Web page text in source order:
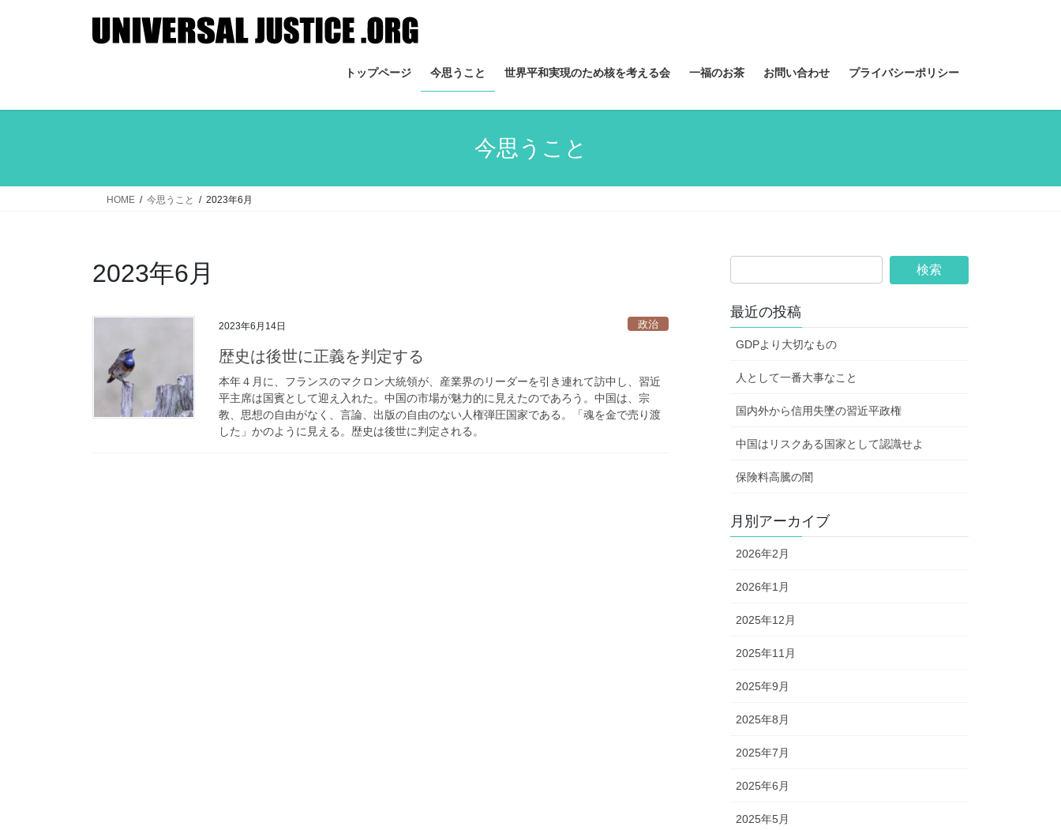
トップページ 今思うこと 世界平和実現のため核を考える会 一福のお茶 お問い合わせ プライバシーポリシー
今思うこと
HOME 今思うこと 2023年6月
2023年6月
2023年6月14日 政治
歴史は後世に正義を判定する
本年４月に、フランスのマクロン大統領が、産業界のリーダーを引き連れて訪中し、習近
平主席は国賓として迎え入れた。中国の市場が魅力的に見えたのであろう。中国は、宗
教、思想の自由がなく、言論、出版の自由のない人権弾圧国家である。「魂を金で売り渡
した」かのように見える。歴史は後世に判定される。
最近の投稿
GDPより大切なもの
人として一番大事なこと
国内外から信用失墜の習近平政権
中国はリスクある国家として認識せよ
保険料高騰の闇
月別アーカイブ
2026年2月
2026年1月
2025年12月
2025年11月
2025年9月
2025年8月
2025年7月
2025年6月
2025年5月